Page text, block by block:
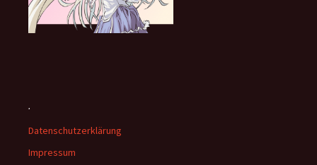
.
Datenschutzerklärung
Impressum